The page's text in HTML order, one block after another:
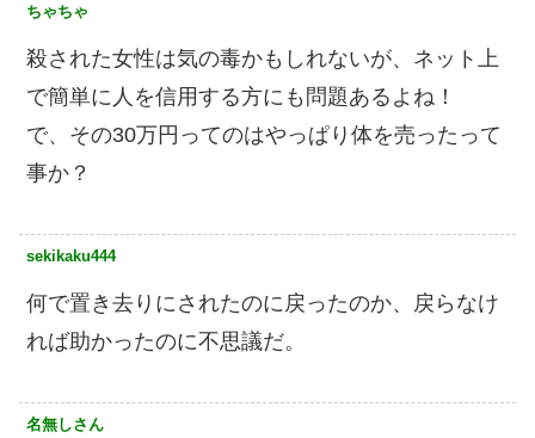
ちゃちゃ
殺された女性は気の毒かもしれないが、ネット上
で簡単に人を信用する方にも問題あるよね！
で、その30万円ってのはやっぱり体を売ったって
事か？
sekikaku444
何で置き去りにされたのに戻ったのか、戻らなけ
れば助かったのに不思議だ。
名無しさん